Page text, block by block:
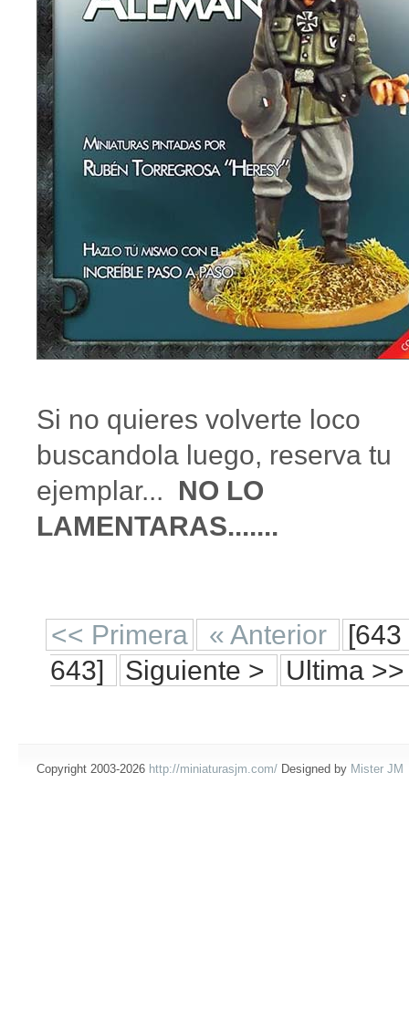
Si no quieres volverte loco
buscandola luego, reserva tu
ejemplar... NO LO
LAMENTARAS.......
<< Primera « Anterior
[643
643]
Siguiente > Ultima >>
Copyright 2003-2026 http://miniaturasjm.com/ Designed by Mister JM